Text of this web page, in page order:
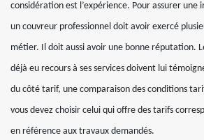
considération est l’expérience. Pour assurer
un couvreur professionnel doit avoir exercé
métier. Il doit aussi avoir une bonne réputation.
déjà eu recours à ses services doivent lui
du côté tarif, une comparaison des conditions
vous devez choisir celui qui offre des tarifs
en référence aux travaux demandés.